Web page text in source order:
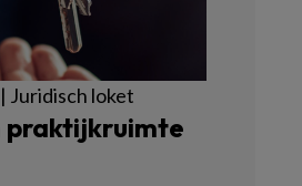
Juridisch loket
praktijkruimte